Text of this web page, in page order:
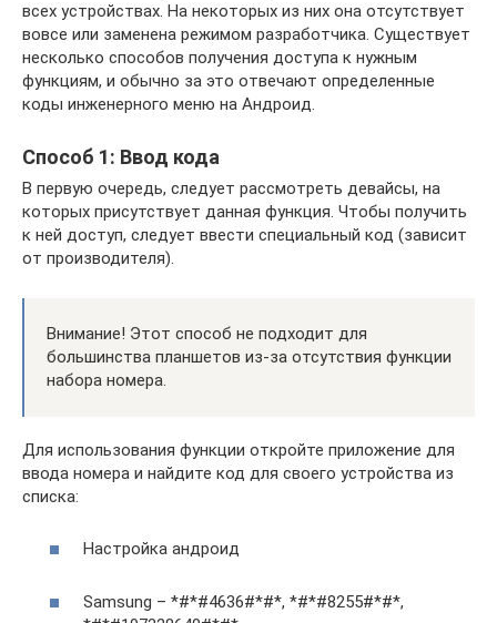
всех устройствах. На некоторых из них она отсутствует
вовсе или заменена режимом разработчика. Существует
несколько способов получения доступа к нужным
функциям, и обычно за это отвечают определенные
коды инженерного меню на Андроид.
Способ 1: Ввод кода
В первую очередь, следует рассмотреть девайсы, на
которых присутствует данная функция. Чтобы получить
к ней доступ, следует ввести специальный код (зависит
от производителя).
Внимание! Этот способ не подходит для
большинства планшетов из-за отсутствия функции
набора номера.
Для использования функции откройте приложение для
ввода номера и найдите код для своего устройства из
списка:
Настройка андроид
Samsung – *#*#4636#*#*, *#*#8255#*#*,